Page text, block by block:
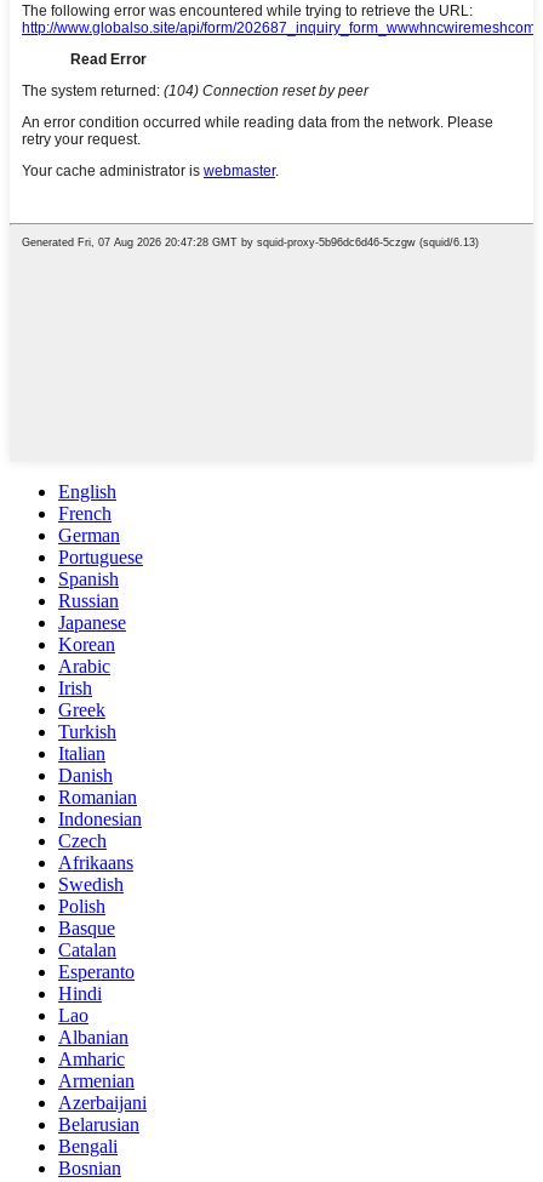
English
French
German
Portuguese
Spanish
Russian
Japanese
Korean
Arabic
Irish
Greek
Turkish
Italian
Danish
Romanian
Indonesian
Czech
Afrikaans
Swedish
Polish
Basque
Catalan
Esperanto
Hindi
Lao
Albanian
Amharic
Armenian
Azerbaijani
Belarusian
Bengali
Bosnian